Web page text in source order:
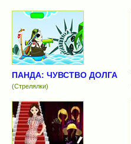
ПАНДА: ЧУВСТВО ДОЛГА
(Стрелялки)